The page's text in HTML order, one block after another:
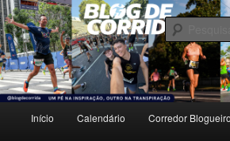
Pular
para
o
conteúdo
principal
Pular
para
o
conteúdo
secundárioBlog de Corrida
Um pé na inspiração, outro na transpiração.
principal
Início Calendário Corredor Blogueiro